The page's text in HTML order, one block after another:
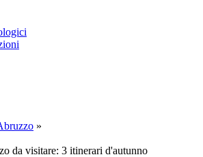
»
da visitare: 3 itinerari d'autunno